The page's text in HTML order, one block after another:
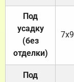
Под
усадку
(без
отделки)
7х9
Под